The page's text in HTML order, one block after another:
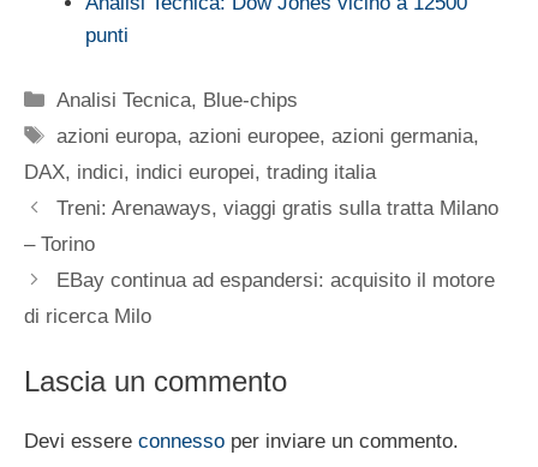
punti
Categorie
Analisi Tecnica, Blue-chips
Tag
azioni europa,azioni europee,azioni germania,
DAX, indici, indici europei, trading italia
Treni: Arenaways, viaggi gratis sulla tratta Milano
– Torino
EBay continua ad espandersi: acquisito il motore
di ricerca Milo
Lascia un commento
Devi essere connesso per inviare un commento.